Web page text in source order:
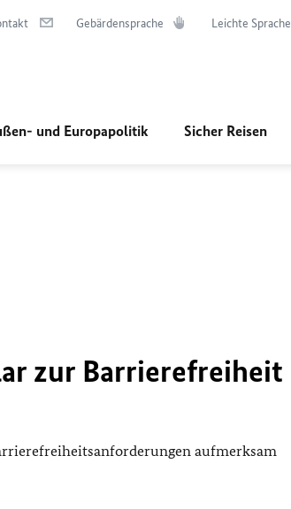
Gebärdensprache Leichte Sprache
und Europapolitik Sicher Reisen
zur Barrierefreiheit
aufmerksam